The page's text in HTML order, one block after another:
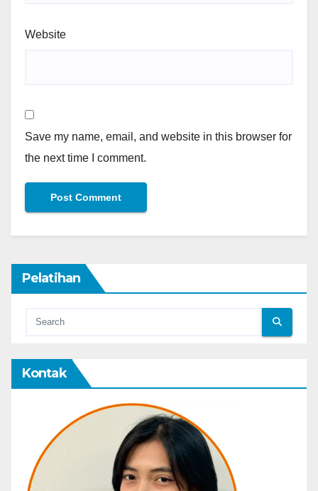
Website
Save my name, email, and website in this browser for
the next time I comment.
Pelatihan
Kontak